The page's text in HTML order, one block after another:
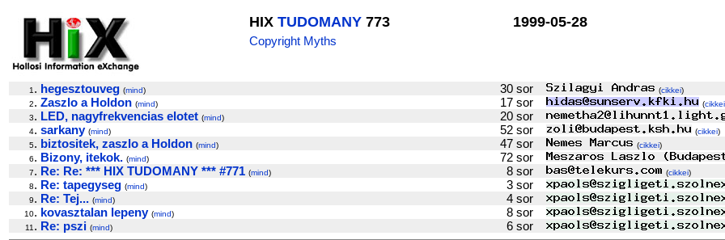
HIX TUDOMANY 773
Copyright Myths
1999-05-28
1 . hegesztouveg (mind) 30 sor (cikkei)
2. Zaszlo a Holdon (mind) 17 sor (cikkei
3. LED, nagyfrekvencias elotet (mind) 20 sor
4. sarkany (mind) 52 sor (cikkei)
5. biztositek, zaszlo a Holdon (mind) 47 sor (cikkei)
6. Bizony, itekok. (mind) 72 sor
7. Re: Re: *** HIX TUDOMANY *** #771 (mind) 8 sor (cikkei)
8. Re: tapegyseg (mind) 3 sor
9. Re: Tej... (mind) 4 sor
10. kovasztalan lepeny (mind) 8 sor
11 . Re: pszi (mind) 6 sor